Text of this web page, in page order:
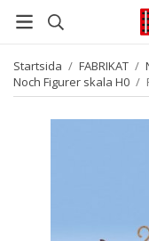
Startsida / FABRIKAT /
Noch Figurer skala H0 /